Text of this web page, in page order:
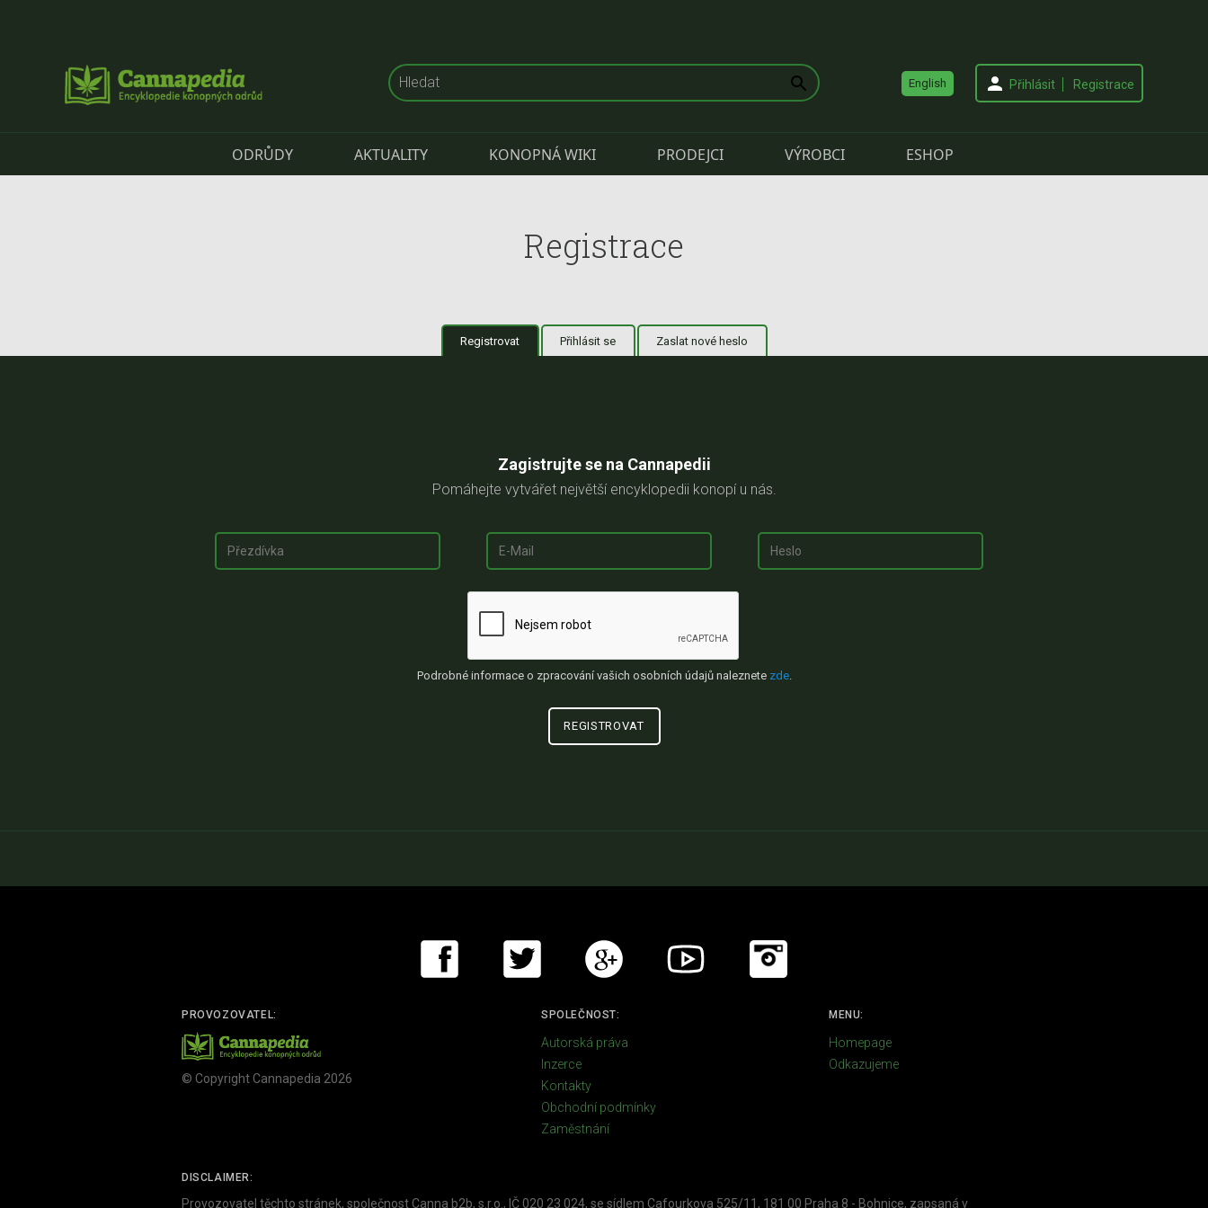
English Přihlásit Registrace
ODRŮDY AKTUALITY KONOPNÁ WIKI PRODEJCI VÝROBCI ESHOP
Registrace
Registrovat (aktivní záložka)
Přihlásit se Zaslat nové heslo
Zagistrujte se na Cannapedii
Pomáhejte vytvářet největší encyklopedii konopí u nás.
Podrobné informace o zpracování vašich osobních údajů naleznete zde.
PROVOZOVATEL:
© Copyright Cannapedia 2026
SPOLEČNOST:
Autorská práva
Inzerce
Kontakty
Obchodní podmínky
Zaměstnání
MENU:
Homepage
Odkazujeme
DISCLAIMER:
Provozovatel těchto stránek, společnost Canna b2b, s.r.o., IČ 020 23 024, se sídlem Cafourkova 525/11, 181 00 Praha 8 - Bohnice, zapsaná v